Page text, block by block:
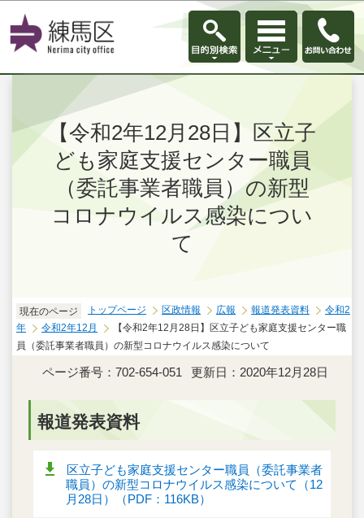
このページの本文へ移動
【令和2年12月28日】区立子
ども家庭支援センター職員
（委託事業者職員）の新型
コロナウイルス感染につい
て
現在のページ トップページ 区政情報 広報 報道発表資料
令和2
年
令和2年12月
【令和2年12月28日】区立子ども家庭支援センター職
員（委託事業者職員）の新型コロナウイルス感染について
ページ番号：702-654-051 更新日：2020年12月28日
報道発表資料
区立子ども家庭支援センター職員（委託事業者
職員）の新型コロナウイルス感染について（12
月28日）（PDF：116KB）